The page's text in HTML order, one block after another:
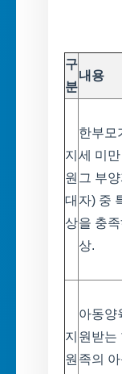
구
분
내용
지
원
대
상
한부모
세 미
그 부
자) 중
을 충
상.
지
원
아동양
원받는
족의